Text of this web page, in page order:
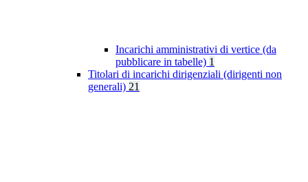
Incarichi amministrativi di vertice (da
pubblicare in tabelle) 1
Titolari di incarichi dirigenziali (dirigenti non
generali) 21